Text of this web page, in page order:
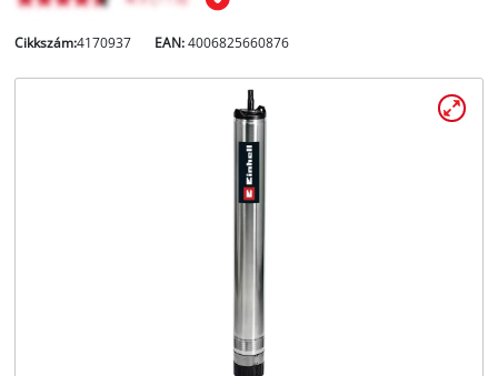
Cikkszám:4170937 EAN:4006825660876